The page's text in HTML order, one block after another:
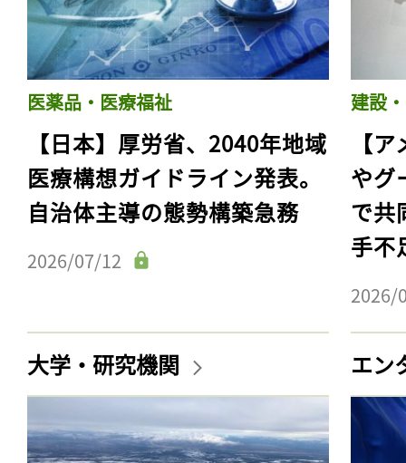
医薬品・医療福祉
【日本】厚労省、2040年地域
医療構想ガイドライン発表。
自治体主導の態勢構築急務
2026/07/12
建設
【
やグ
で共
手不
2026/
大学・研究機関 エン